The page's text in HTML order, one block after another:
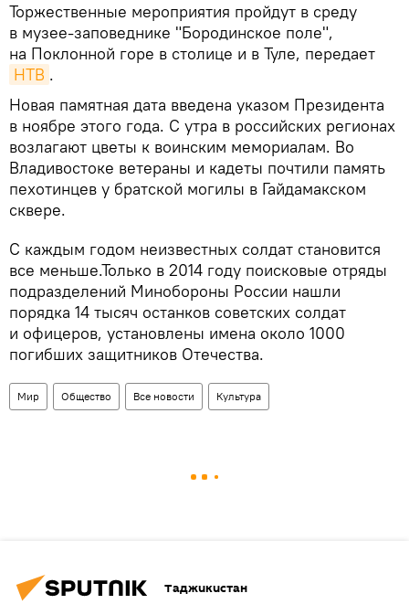
Торжественные мероприятия пройдут в среду
в музее-заповеднике "Бородинское поле",
на Поклонной горе в столице и в Туле, передает
НТВ .
Новая памятная дата введена указом Президента
в ноябре этого года. С утра в российских регионах
возлагают цветы к воинским мемориалам. Во
Владивостоке ветераны и кадеты почтили память
пехотинцев у братской могилы в Гайдамакском
сквере.
С каждым годом неизвестных солдат становится
все меньше.Только в 2014 году поисковые отряды
подразделений Минобороны России нашли
порядка 14 тысяч останков советских солдат
и офицеров, установлены имена около 1000
погибших защитников Отечества.
Мир Общество Все новости Культура
Таджикистан